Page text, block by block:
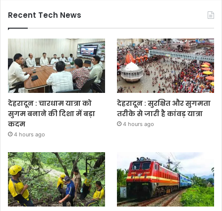
Recent Tech News
देहरादून : चारधाम यात्रा को
सुगम बनाने की दिशा में बड़ा
कदम
4 hours ago
देहरादून : सुरक्षित और सुगमता
तरीके से जारी है कांवड़ यात्रा
4 hours ago